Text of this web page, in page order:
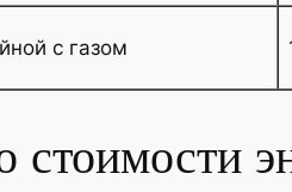
с газом